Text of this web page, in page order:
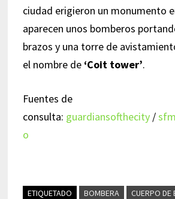
ciudad erigieron un monumento
aparecen unos bomberos
brazos y una torre de
el nombre de ‘Coit tower’.
Fuentes de
consulta: guardiansofthecity/
o
ETIQUETADO BOMBERA
CUERPO DE